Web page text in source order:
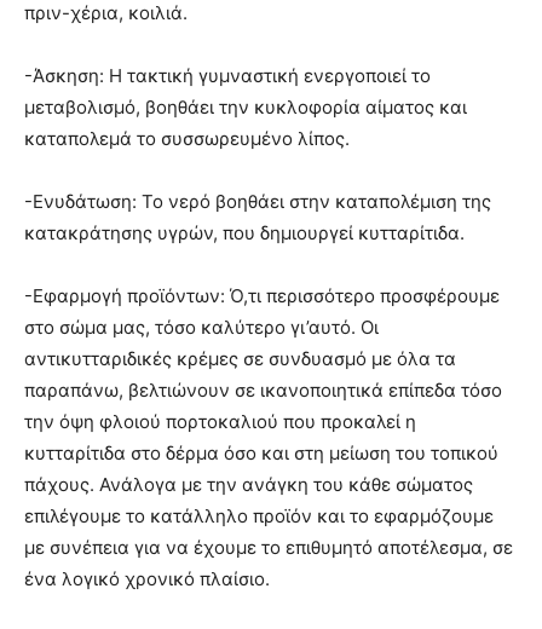
πριν-χέρια, κοιλιά.
-Άσκηση: Η τακτική γυμναστική ενεργοποιεί το
μεταβολισμό, βοηθάει την κυκλοφορία αίματος και
καταπολεμά το συσσωρευμένο λίπος.
-Ενυδάτωση: Το νερό βοηθάει στην καταπολέμιση της
κατακράτησης υγρών, που δημιουργεί κυτταρίτιδα.
-Εφαρμογή προϊόντων: Ό,τι περισσότερο προσφέρουμε
στο σώμα μας, τόσο καλύτερο γι’αυτό. Οι
αντικυτταριδικές κρέμες σε συνδυασμό με όλα τα
παραπάνω, βελτιώνουν σε ικανοποιητικά επίπεδα τόσο
την όψη φλοιού πορτοκαλιού που προκαλεί η
κυτταρίτιδα στο δέρμα όσο και στη μείωση του τοπικού
πάχους. Ανάλογα με την ανάγκη του κάθε σώματος
επιλέγουμε το κατάλληλο προϊόν και το εφαρμόζουμε
με συνέπεια για να έχουμε το επιθυμητό αποτέλεσμα, σε
ένα λογικό χρονικό πλαίσιο.